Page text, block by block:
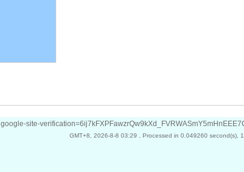
google-site-
GMT+8, 2026-8-8 03:29 , Processed in 0.049260 second(s),